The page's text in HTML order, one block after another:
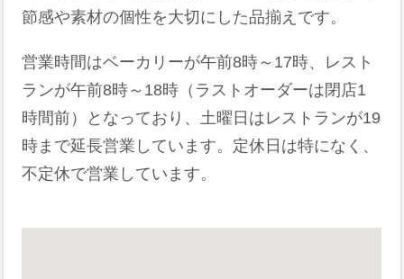
節感や素材の個性を大切にした品揃えです。
営業時間はベーカリーが午前8時～17時、レスト
ランが午前8時～18時（ラストオーダーは閉店1
時間前）となっており、土曜日はレストランが19
時まで延長営業しています。定休日は特になく、
不定休で営業しています。